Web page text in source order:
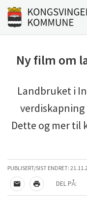
Til innhold
Gå til forsiden
Ny film om
Landbruket i
verdiskapning
Dette og mer til
PUBLISERT/SIST ENDRET:
TIPS EN VENN
SKRIV UT
DEL PÅ: